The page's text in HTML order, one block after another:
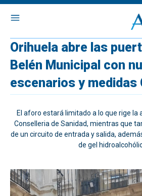
Orihuela abre las
Belén Municipal con
escenarios y medidas
El aforo estará limitado a lo que rige la
Conselleria de Sanidad, mientras que
de un circuito de entrada y salida,
de gel